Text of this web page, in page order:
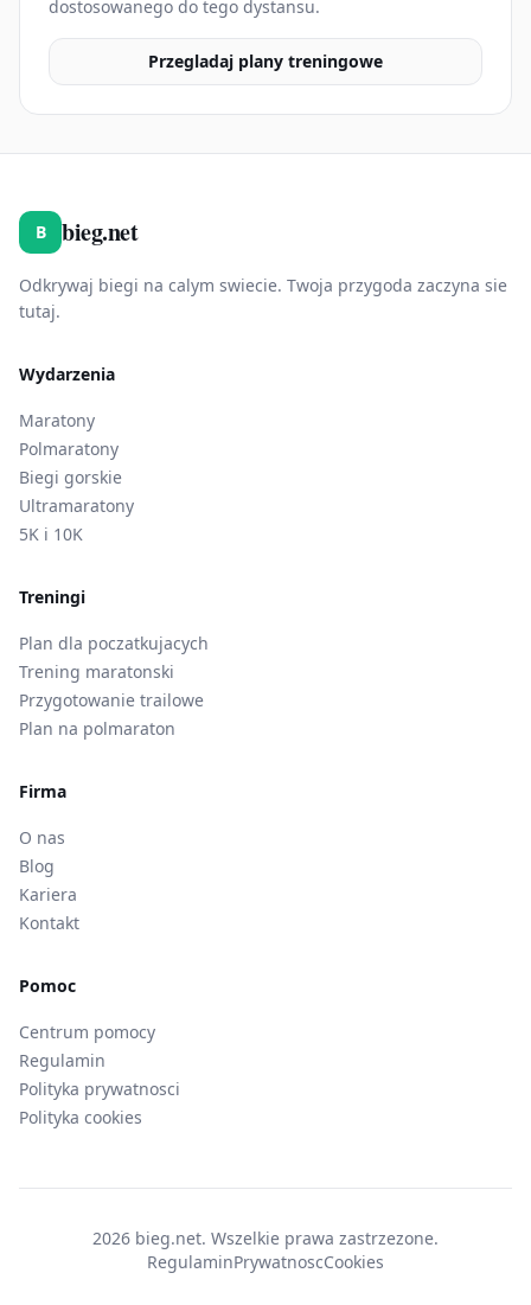
dostosowanego do tego dystansu.
Przegladaj plany treningowe
B bieg.net
Odkrywaj biegi na calym swiecie. Twoja przygoda zaczyna sie
tutaj.
Wydarzenia
Maratony
Polmaratony
Biegi gorskie
Ultramaratony
5K i 10K
Treningi
Plan dla poczatkujacych
Trening maratonski
Przygotowanie trailowe
Plan na polmaraton
Firma
O nas
Blog
Kariera
Kontakt
Pomoc
Centrum pomocy
Regulamin
Polityka prywatnosci
Polityka cookies
2026 bieg.net. Wszelkie prawa zastrzezone.
RegulaminPrywatnoscCookies